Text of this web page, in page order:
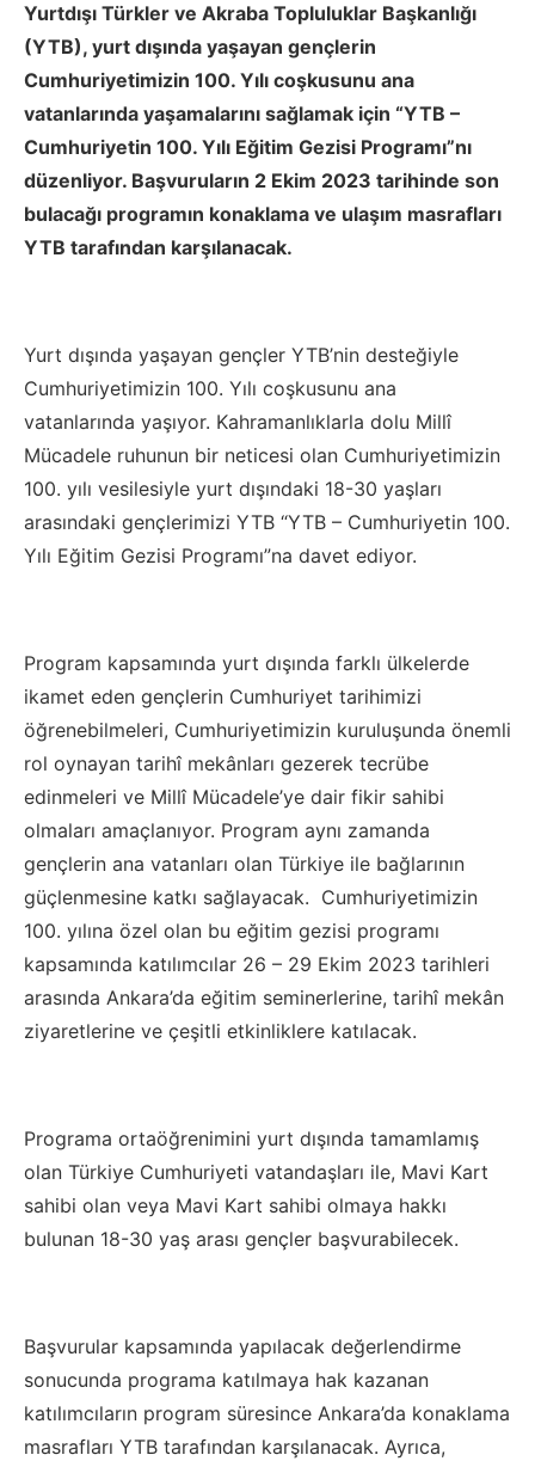
Yurtdışı Türkler ve Akraba Topluluklar Başkanlığı
(YTB), yurt dışında yaşayan gençlerin
Cumhuriyetimizin 100. Yılı coşkusunu ana
vatanlarında yaşamalarını sağlamak için “YTB –
Cumhuriyetin 100. Yılı Eğitim Gezisi Programı”nı
düzenliyor. Başvuruların 2 Ekim 2023 tarihinde son
bulacağı programın konaklama ve ulaşım masrafları
YTB tarafından karşılanacak.
Yurt dışında yaşayan gençler YTB’nin desteğiyle
Cumhuriyetimizin 100. Yılı coşkusunu ana
vatanlarında yaşıyor. Kahramanlıklarla dolu Millî
Mücadele ruhunun bir neticesi olan Cumhuriyetimizin
100. yılı vesilesiyle yurt dışındaki 18-30 yaşları
arasındaki gençlerimizi YTB “YTB – Cumhuriyetin 100.
Yılı Eğitim Gezisi Programı”na davet ediyor.
Program kapsamında yurt dışında farklı ülkelerde
ikamet eden gençlerin Cumhuriyet tarihimizi
öğrenebilmeleri, Cumhuriyetimizin kuruluşunda önemli
rol oynayan tarihî mekânları gezerek tecrübe
edinmeleri ve Millî Mücadele’ye dair fikir sahibi
olmaları amaçlanıyor. Program aynı zamanda
gençlerin ana vatanları olan Türkiye ile bağlarının
güçlenmesine katkı sağlayacak. Cumhuriyetimizin
100. yılına özel olan bu eğitim gezisi programı
kapsamında katılımcılar 26 – 29 Ekim 2023 tarihleri
arasında Ankara’da eğitim seminerlerine, tarihî mekân
ziyaretlerine ve çeşitli etkinliklere katılacak.
Programa ortaöğrenimini yurt dışında tamamlamış
olan Türkiye Cumhuriyeti vatandaşları ile, Mavi Kart
sahibi olan veya Mavi Kart sahibi olmaya hakkı
bulunan 18-30 yaş arası gençler başvurabilecek.
Başvurular kapsamında yapılacak değerlendirme
sonucunda programa katılmaya hak kazanan
katılımcıların program süresince Ankara’da konaklama
masrafları YTB tarafından karşılanacak. Ayrıca,